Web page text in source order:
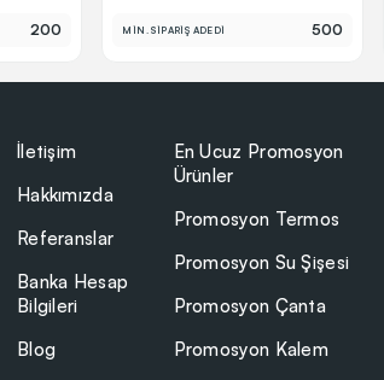
200 MİN. SİPARİŞ ADEDİ 500
İletişim
Hakkımızda
Referanslar
Banka Hesap
Bilgileri
Blog
En Ucuz Promosyon
Ürünler
Promosyon Termos
Promosyon Su Şişesi
Promosyon Çanta
Promosyon Kalem